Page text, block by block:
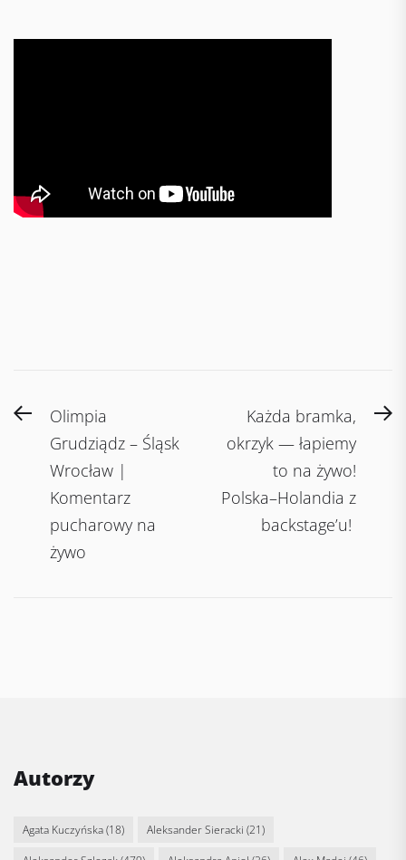
Post
navigation
PreviousOlimpia
Grudziądz – Śląsk
Wrocław |
Komentarz
pucharowy na
żywo
Każda bramka,
okrzyk — łapiemy
to na żywo!
Polska–Holandia z
backstage’u!
Autorzy
Agata Kuczyńska(18) Aleksander Sieracki (21)